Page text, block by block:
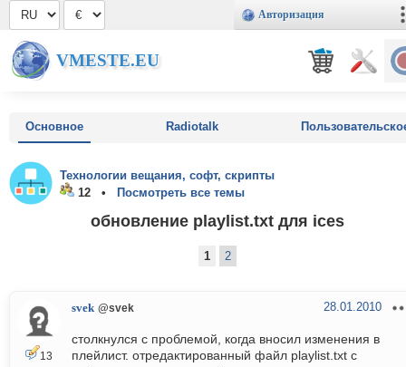
Авторизация
VMESTE.EU
Основное Radiotalk
Технологии вещания, софт, скрипты
12 •
Посмотреть все темы
обновление playlist.txt для ices
1 2
13
svek @svek 28.01.2010
столкнулся с проблемой, когда вносил изменения в
плейлист. отредактированный файл playlist.txt с